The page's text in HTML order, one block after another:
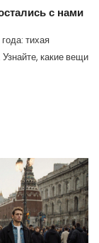
с нами
тихая
какие вещи